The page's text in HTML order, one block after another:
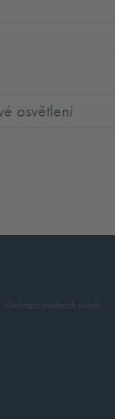
osvětlení